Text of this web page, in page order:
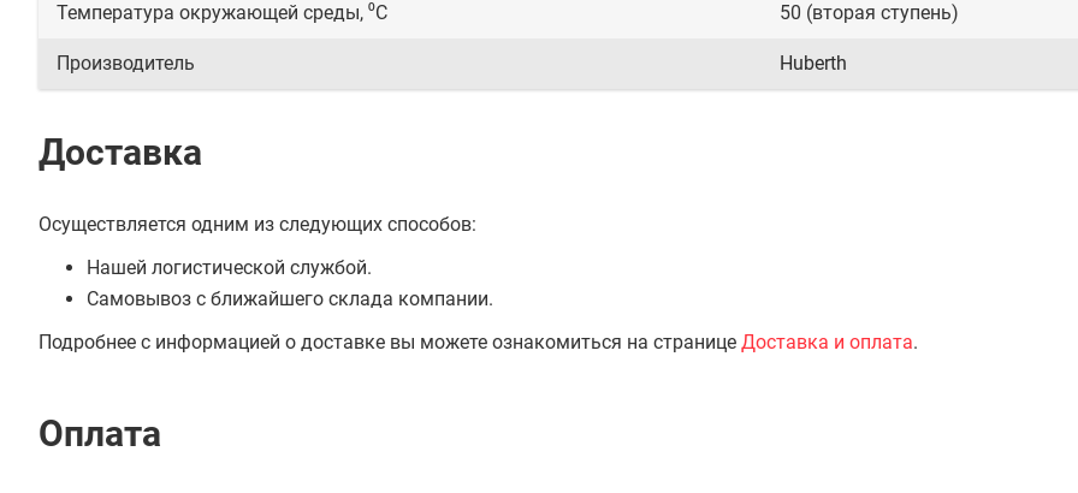
Температура окружающей среды, ⁰С 50 (вторая ступень)
Производитель Huberth
Доставка
Осуществляется одним из следующих способов:
Нашей логистической службой.
Самовывоз с ближайшего склада компании.
Подробнее с информацией о доставке вы можете ознакомиться на странице Доставка и оплата.
Оплата